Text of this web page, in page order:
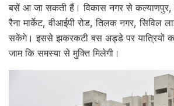
बसें आ जा सकती हैं। विकास नगर से कल्याणपुर,
रैना मार्केट, वीआईपी रोड, तिलक नगर, सिविल
सकेंगे। इससे झकरकटी बस अड्डे पर यात्रियों
जाम कि समस्या से मुक्ति मिलेगी।